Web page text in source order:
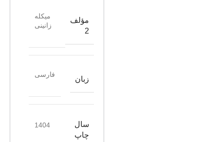
مؤلف
2
میکله
زانینی
زبان
فارسی
سال
چاپ
1404